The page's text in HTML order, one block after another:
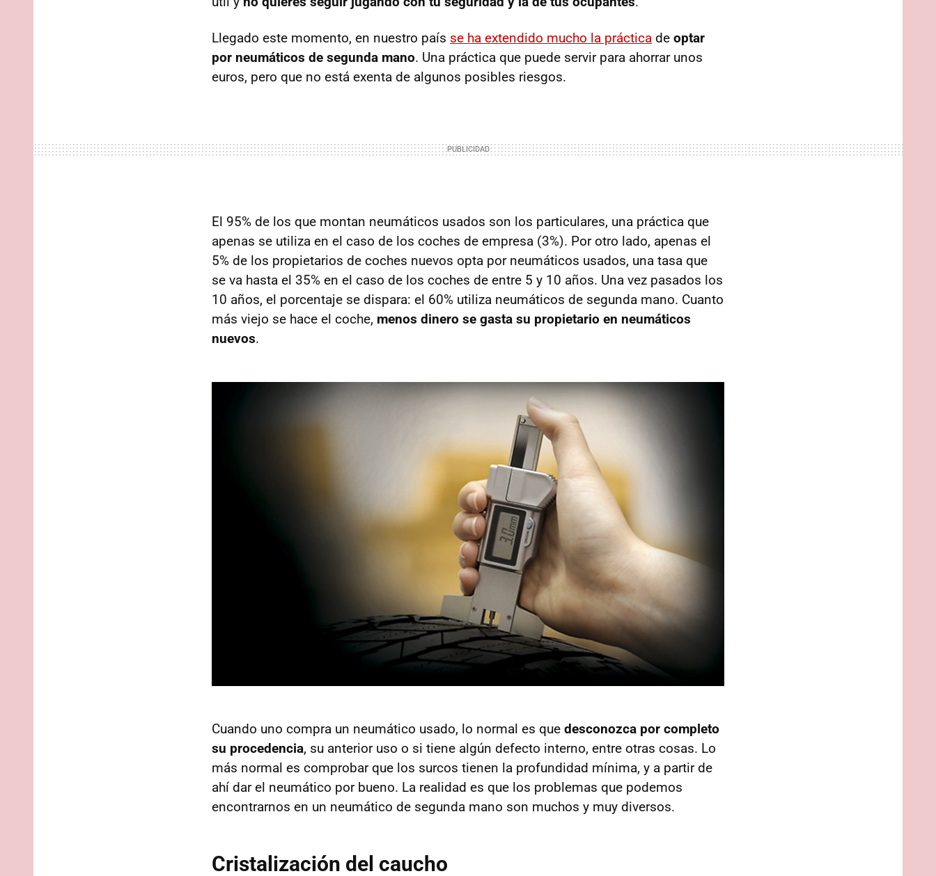
Llegado este momento, en nuestro país se ha extendido mucho la práctica de optar
por neumáticos de segunda mano. Una práctica que puede servir para ahorrar unos
euros, pero que no está exenta de algunos posibles riesgos.
El 95% de los que montan neumáticos usados son los particulares, una práctica que
apenas se utiliza en el caso de los coches de empresa (3%). Por otro lado, apenas el
5% de los propietarios de coches nuevos opta por neumáticos usados, una tasa que
se va hasta el 35% en el caso de los coches de entre 5 y 10 años. Una vez pasados los
10 años, el porcentaje se dispara: el 60% utiliza neumáticos de segunda mano. Cuanto
más viejo se hace el coche, menos dinero se gasta su propietario en neumáticos
nuevos.
Cuando uno compra un neumático usado, lo normal es que desconozca por completo
su procedencia, su anterior uso o si tiene algún defecto interno, entre otras cosas. Lo
más normal es comprobar que los surcos tienen la profundidad mínima, y a partir de
ahí dar el neumático por bueno. La realidad es que los problemas que podemos
encontrarnos en un neumático de segunda mano son muchos y muy diversos.
Cristalización del caucho